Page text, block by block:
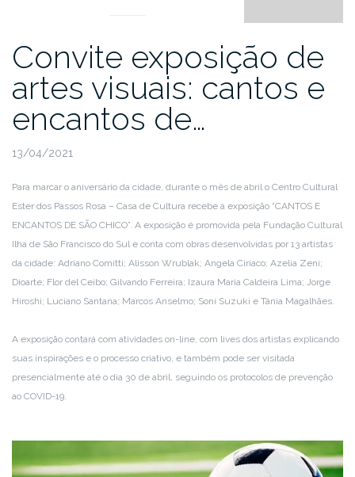
Convite exposição de
artes visuais: cantos e
encantos de…
13/04/2021
Para marcar o aniversário da cidade, durante o mês de abril o Centro Cultural
Ester dos Passos Rosa – Casa de Cultura recebe a exposição “CANTOS E
ENCANTOS DE SÃO CHICO”. A exposição é promovida pela Fundação Cultural
Ilha de São Francisco do Sul e conta com obras desenvolvidas por 13 artistas
da cidade: Adriano Comitti; Alisson Wrublak; Angela Ciriaco; Azelia Zeni;
Dioarte; Flor del Ceibo; Gilvando Ferreira; Izaura Maria Caldeira Lima; Jorge
Hiroshi; Luciano Santana; Marcos Anselmo; Soni Suzuki e Tânia Magalhães.
A exposição contará com atividades on-line, com lives dos artistas explicando
suas inspirações e o processo criativo, e também pode ser visitada
presencialmente até o dia 30 de abril, seguindo os protocolos de prevenção
ao COVID-19.